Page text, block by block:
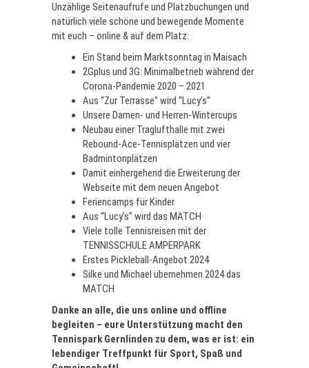
Unzählige Seitenaufrufe und Platzbuchungen und
natürlich viele schöne und bewegende Momente
mit euch – online & auf dem Platz:
Ein Stand beim Marktsonntag in Maisach
2Gplus und 3G: Minimalbetrieb während der
Corona-Pandemie 2020 – 2021
Aus “Zur Terrasse” wird “Lucy’s”
Unsere Damen- und Herren-Wintercups
Neubau einer Traglufthalle mit zwei
Rebound‑Ace-Tennisplätzen und vier
Badmintonplätzen
Damit einhergehend die Erweiterung der
Webseite mit dem neuen Angebot
Feriencamps für Kinder
Aus “Lucy’s” wird das MATCH
Viele tolle Tennisreisen mit der
TENNISSCHULE AMPERPARK
Erstes Pickleball-Angebot 2024
Silke und Michael übernehmen 2024 das
MATCH
Danke an alle, die uns online und offline
begleiten – eure Unterstützung macht den
Tennispark Gernlinden zu dem, was er ist: ein
lebendiger Treffpunkt für Sport, Spaß und